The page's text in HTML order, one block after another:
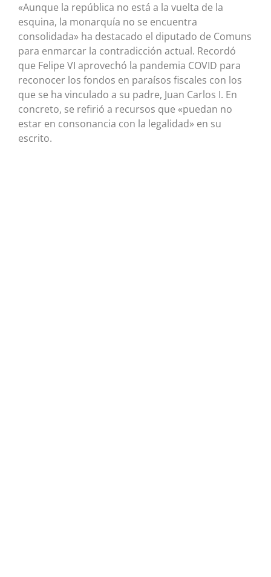
«Aunque la república no está a la vuelta de la
esquina, la monarquía no se encuentra
consolidada» ha destacado el diputado de Comuns
para enmarcar la contradicción actual. Recordó
que Felipe VI aprovechó la pandemia COVID para
reconocer los fondos en paraísos fiscales con los
que se ha vinculado a su padre, Juan Carlos I. En
concreto, se refirió a recursos que «puedan no
estar en consonancia con la legalidad» en su
escrito.